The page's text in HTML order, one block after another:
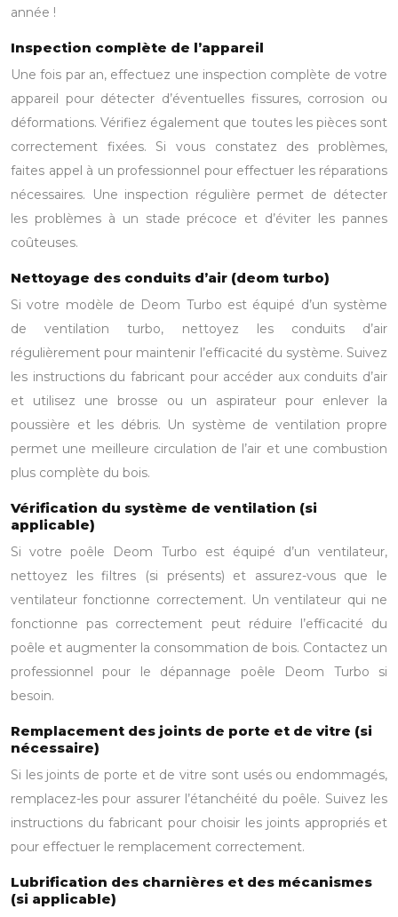
année !
Inspection complète de l’appareil
Une fois par an, effectuez une inspection complète de votre
appareil pour détecter d’éventuelles fissures, corrosion ou
déformations. Vérifiez également que toutes les pièces sont
correctement fixées. Si vous constatez des problèmes,
faites appel à un professionnel pour effectuer les réparations
nécessaires. Une inspection régulière permet de détecter
les problèmes à un stade précoce et d’éviter les pannes
coûteuses.
Nettoyage des conduits d’air (deom turbo)
Si votre modèle de Deom Turbo est équipé d’un système
de ventilation turbo, nettoyez les conduits d’air
régulièrement pour maintenir l’efficacité du système. Suivez
les instructions du fabricant pour accéder aux conduits d’air
et utilisez une brosse ou un aspirateur pour enlever la
poussière et les débris. Un système de ventilation propre
permet une meilleure circulation de l’air et une combustion
plus complète du bois.
Vérification du système de ventilation (si
applicable)
Si votre poêle Deom Turbo est équipé d’un ventilateur,
nettoyez les filtres (si présents) et assurez-vous que le
ventilateur fonctionne correctement. Un ventilateur qui ne
fonctionne pas correctement peut réduire l’efficacité du
poêle et augmenter la consommation de bois. Contactez un
professionnel pour le dépannage poêle Deom Turbo si
besoin.
Remplacement des joints de porte et de vitre (si
nécessaire)
Si les joints de porte et de vitre sont usés ou endommagés,
remplacez-les pour assurer l’étanchéité du poêle. Suivez les
instructions du fabricant pour choisir les joints appropriés et
pour effectuer le remplacement correctement.
Lubrification des charnières et des mécanismes
(si applicable)